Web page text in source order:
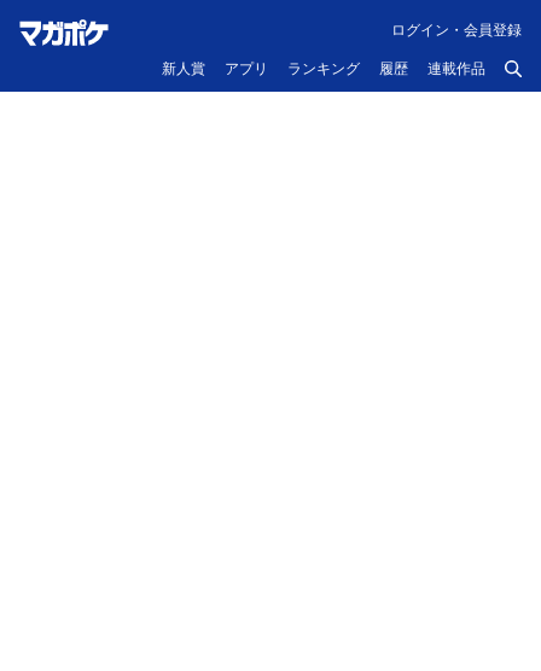
新人賞 アプリ ランキング 履歴 連載作品
ログイン・会員登録